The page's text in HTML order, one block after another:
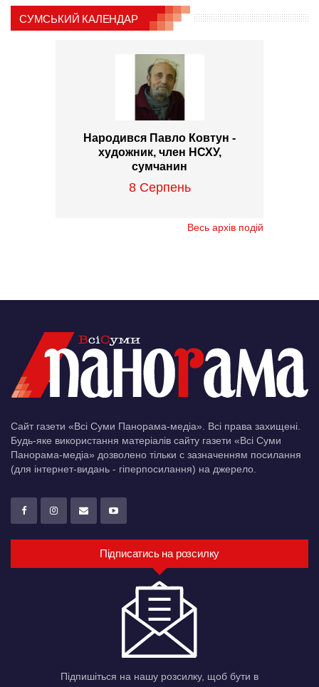
СУМСЬКИЙ КАЛЕНДАР
Народився Павло Ковтун -
художник, член НСХУ,
сумчанин
8 Серпень
Весь архів подій
Сайт газети «Всі Суми Панорама-медіа». Всі права захищені.
Будь-яке використання матеріалів сайту газети «Всі Суми
Панорама-медіа» дозволено тільки c зазначенням посилання
(для інтернет-видань - гіперпосилання) на джерело.
Підписатись на розсилку
Підпишіться на нашу розсилку, щоб бути в